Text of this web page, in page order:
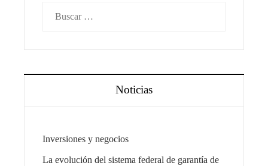
Noticias
Inversiones y negocios
La evolución del sistema federal de garantía de